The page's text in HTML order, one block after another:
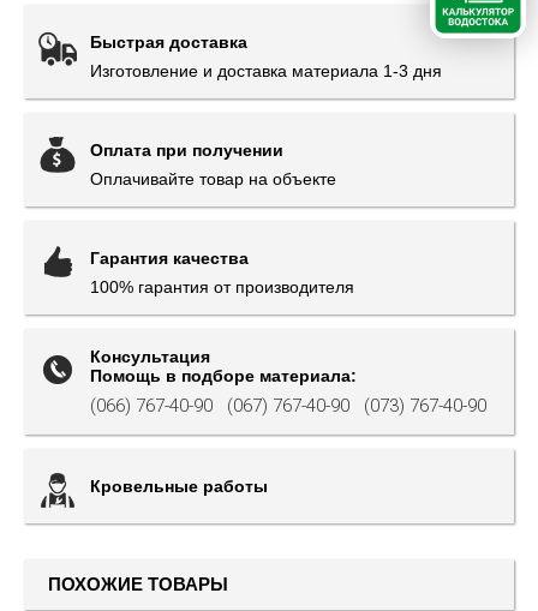
Быстрая доставка
Изготовление и доставка материала 1-3 дня
Оплата при получении
Оплачивайте товар на объекте
Гарантия качества
100% гарантия от производителя
Консультация
Помощь в подборе материала:
(066) 767-40-90 (067) 767-40-90 (073) 767-40-90
Кровельные работы
ПОХОЖИЕ ТОВАРЫ